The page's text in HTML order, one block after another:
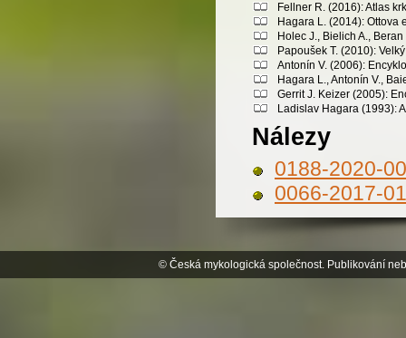
Fellner R. (2016): Atlas
Hagara L. (2014): Ottova
Holec J., Bielich A.,
Papoušek T. (2010):
Antonín V. (2006):
Hagara L., Antonín V.,
Gerrit J. Keizer (2005):
Ladislav Hagara (1993):
Nálezy
0188-2020-
0066-2017-
© Česká mykologická společnost. Publikování